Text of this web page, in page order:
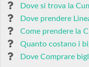
Dove si trova la
Dove prendere
Come prendere la
Quanto costano i
Dove Comprare